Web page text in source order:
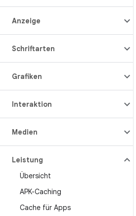
Anzeige
Schriftarten
Grafiken
Interaktion
Medien
Leistung
Übersicht
APK-Caching
Cache für Apps